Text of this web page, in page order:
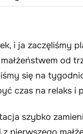
i ja zaczęliśmy
od
się na
czas na relaks
szybko